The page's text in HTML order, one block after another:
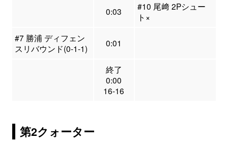
0:03
#10 尾﨑 2Pシュー
ト×
#7 勝浦 ディフェン
スリバウンド(0-1-1)
0:01
終了
0:00
16-16
第2クォーター